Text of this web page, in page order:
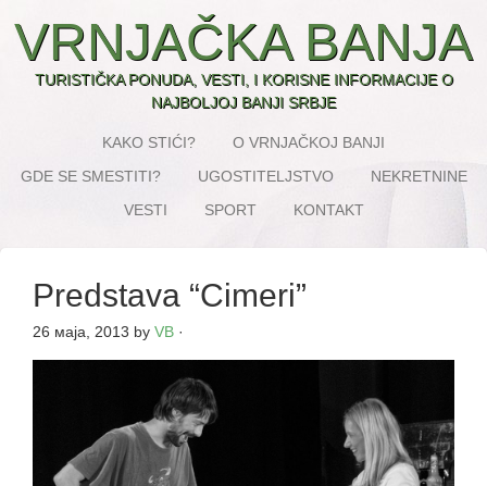
VRNJAČKA BANJA
TURISTIČKA PONUDA, VESTI, I KORISNE INFORMACIJE O
NAJBOLJOJ BANJI SRBJE
KAKO STIĆI?
O VRNJAČKOJ BANJI
GDE SE SMESTITI?
UGOSTITELJSTVO
NEKRETNINE
VESTI
SPORT KONTAKT
Predstava “Cimeri”
26 маја, 2013 by VB ·